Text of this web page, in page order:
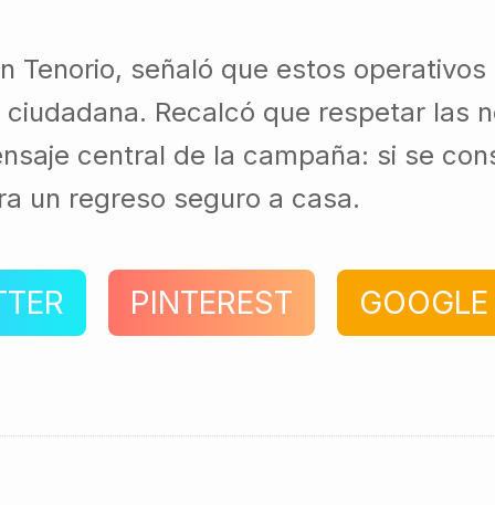
Tenorio, señaló que estos
Recalcó que respetar las
central de la campaña: si se
un regreso seguro a casa.
PINTEREST GOOGLE